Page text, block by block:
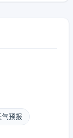
气预报